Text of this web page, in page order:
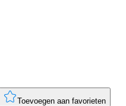
Toevoegen aan favorieten